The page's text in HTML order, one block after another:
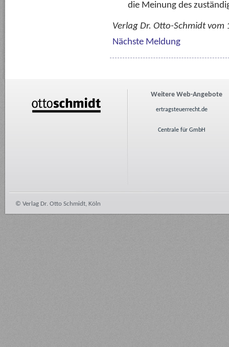
die Meinung des
Verlag Dr. Otto-Schmidt
Nächste Meldung
Weitere Web-Angebote
ertragsteuerrecht.de
Centrale für GmbH
© Verlag Dr. Otto Schmidt, Köln